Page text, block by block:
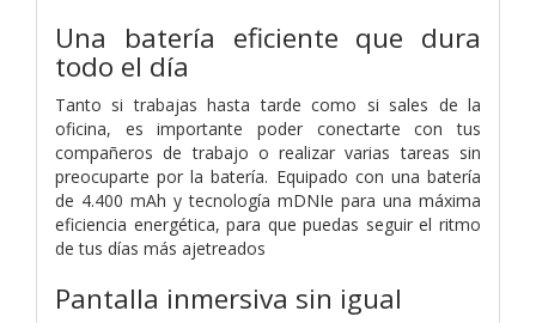
Una batería eficiente que dura
todo el día
Tanto si trabajas hasta tarde como si sales de la
oficina, es importante poder conectarte con tus
compañeros de trabajo o realizar varias tareas sin
preocuparte por la batería. Equipado con una batería
de 4.400 mAh y tecnología mDNIe para una máxima
eficiencia energética, para que puedas seguir el ritmo
de tus días más ajetreados
Pantalla inmersiva sin igual